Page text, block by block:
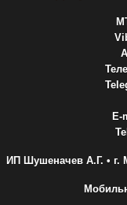
E-
ИП Шушеначев А.Г. • г.